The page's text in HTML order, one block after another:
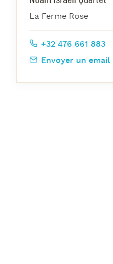
Jazz Nights
Les Midis-Jazz
Jazz au Pavillon
Jazz & Jam at CBG
La Ferme Rose
+32 476 661 883
Envoyer un email